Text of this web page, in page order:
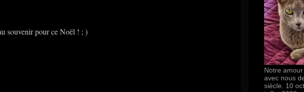
souvenir pour ce Noël ! ; )
Notre
avec nous
siècle. 10